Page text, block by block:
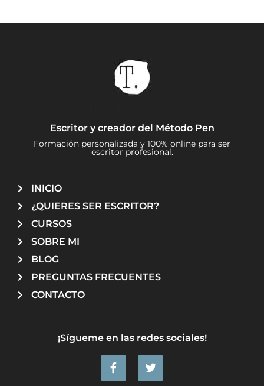
Escritor y creador del Método Pen
Formación personalizada y 100% online para ser
escritor profesional.
INICIO
¿QUIERES SER ESCRITOR?
CURSOS
SOBRE MI
BLOG
PREGUNTAS FRECUENTES
CONTACTO
¡Sígueme en las redes sociales!